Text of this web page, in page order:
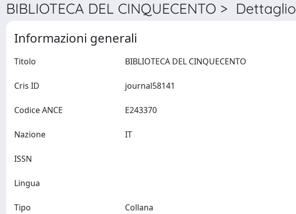
BIBLIOTECA DEL CINQUECENTO > Dettaglio
Informazioni generali
Titolo
Cris ID
Codice ANCE
Nazione
ISSN
Lingua
Tipo Collana